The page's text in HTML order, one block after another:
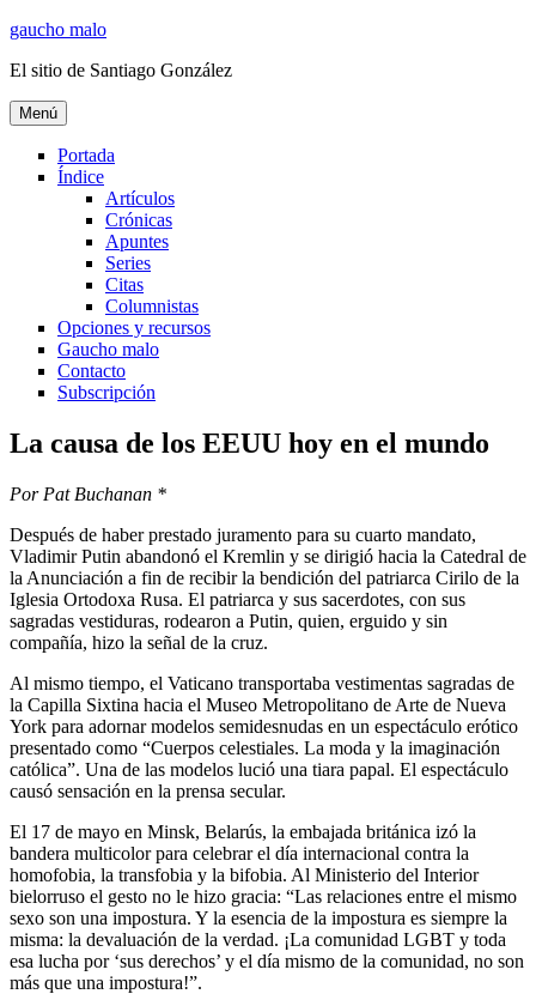
Ir
contenido
gaucho malo
El sitio de Santiago González
Menú
Portada
Índice
Artículos
Crónicas
Apuntes
Series
Citas
Columnistas
Opciones y recursos
Gaucho malo
Contacto
Subscripción
La causa de los EEUU hoy en el mundo
Por Pat Buchanan *
Después de haber prestado juramento para su cuarto mandato,
Vladimir Putin abandonó el Kremlin y se dirigió hacia la Catedral de
la Anunciación a fin de recibir la bendición del patriarca Cirilo de la
Iglesia Ortodoxa Rusa. El patriarca y sus sacerdotes, con sus
sagradas vestiduras, rodearon a Putin, quien, erguido y sin
compañía, hizo la señal de la cruz.
Al mismo tiempo, el Vaticano transportaba vestimentas sagradas de
la Capilla Sixtina hacia el Museo Metropolitano de Arte de Nueva
York para adornar modelos semidesnudas en un espectáculo erótico
presentado como “Cuerpos celestiales. La moda y la imaginación
católica”. Una de las modelos lució una tiara papal. El espectáculo
causó sensación en la prensa secular.
El 17 de mayo en Minsk, Belarús, la embajada británica izó la
bandera multicolor para celebrar el día internacional contra la
homofobia, la transfobia y la bifobia. Al Ministerio del Interior
bielorruso el gesto no le hizo gracia: “Las relaciones entre el mismo
sexo son una impostura. Y la esencia de la impostura es siempre la
misma: la devaluación de la verdad. ¡La comunidad LGBT y toda
esa lucha por ‘sus derechos’ y el día mismo de la comunidad, no son
más que una impostura!”.